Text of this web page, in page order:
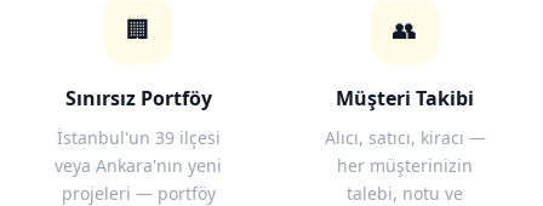
🏢
Sınırsız Portföy
İstanbul'un 39 ilçesi
veya Ankara'nın yeni
projeleri — portföy
👥
Müşteri Takibi
Alıcı, satıcı, kiracı —
her müşterinizin
talebi, notu ve